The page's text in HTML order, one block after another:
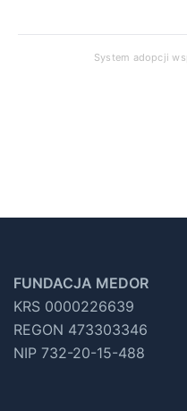
System adopcji
FUNDACJA MEDOR
KRS 0000226639
REGON 473303346
NIP 732-20-15-488